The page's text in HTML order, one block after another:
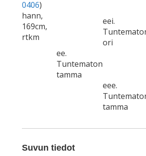
0406)
hann,
169cm,
rtkm
ee.
Tuntematon
tamma
eei.
ori
eee.
tamma
Suvun tiedot